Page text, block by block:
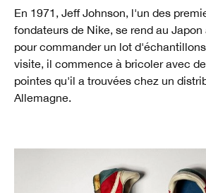
En 1971, Jeff Johnson, l'un des
fondateurs de Nike, se rend au
pour commander un lot
visite, il commence à bricoler avec
pointes qu'il a trouvées chez un
Allemagne.